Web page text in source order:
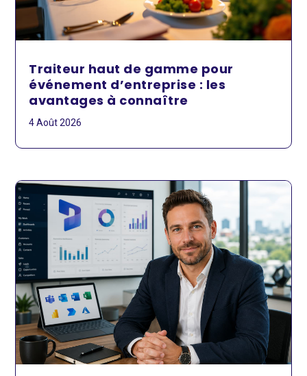
Traiteur haut de gamme pour
événement d’entreprise : les
avantages à connaître
4 Août 2026